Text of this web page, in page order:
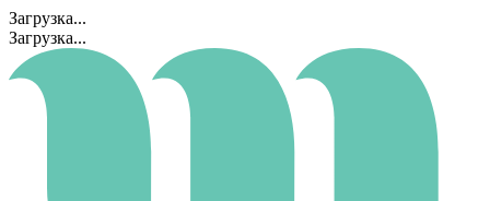
Загрузка...
Загрузка...